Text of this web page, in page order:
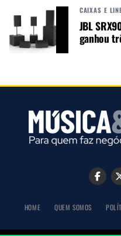
palhetas até um
assinado por Andreas
Estande Kalani
CAIXAS E
JBL
ganhou
HOME QUEM SOMOS